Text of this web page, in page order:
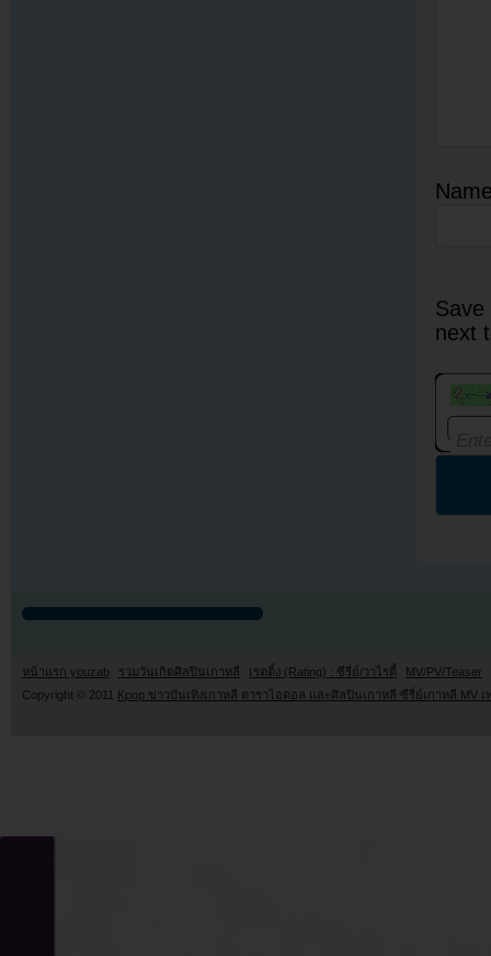
next
หน้าแรก youzab รวมวันเกิดศิลปินเกาหลี เรตติ้ง (Rating) : ซีรี่ย์/วาไรตี้
MV/PV/Teaser
Copyright © 2011 Kpop ข่าวบันเทิงเกาหลี ดาราไอดอล และศิลปินเกาหลี ซีรี่ย์เกาหลี MV